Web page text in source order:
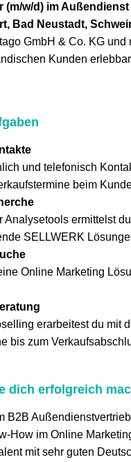
(m/w/d) im
Bad Neustadt,
GmbH & Co. KG
Kunden
und telefonisch
beim
Analysetools ermittelst
SELLWERK
Online Marketing
erarbeitest du mit
bis zum
dich erfolgreich
B2B
How im Online
mit sehr guten